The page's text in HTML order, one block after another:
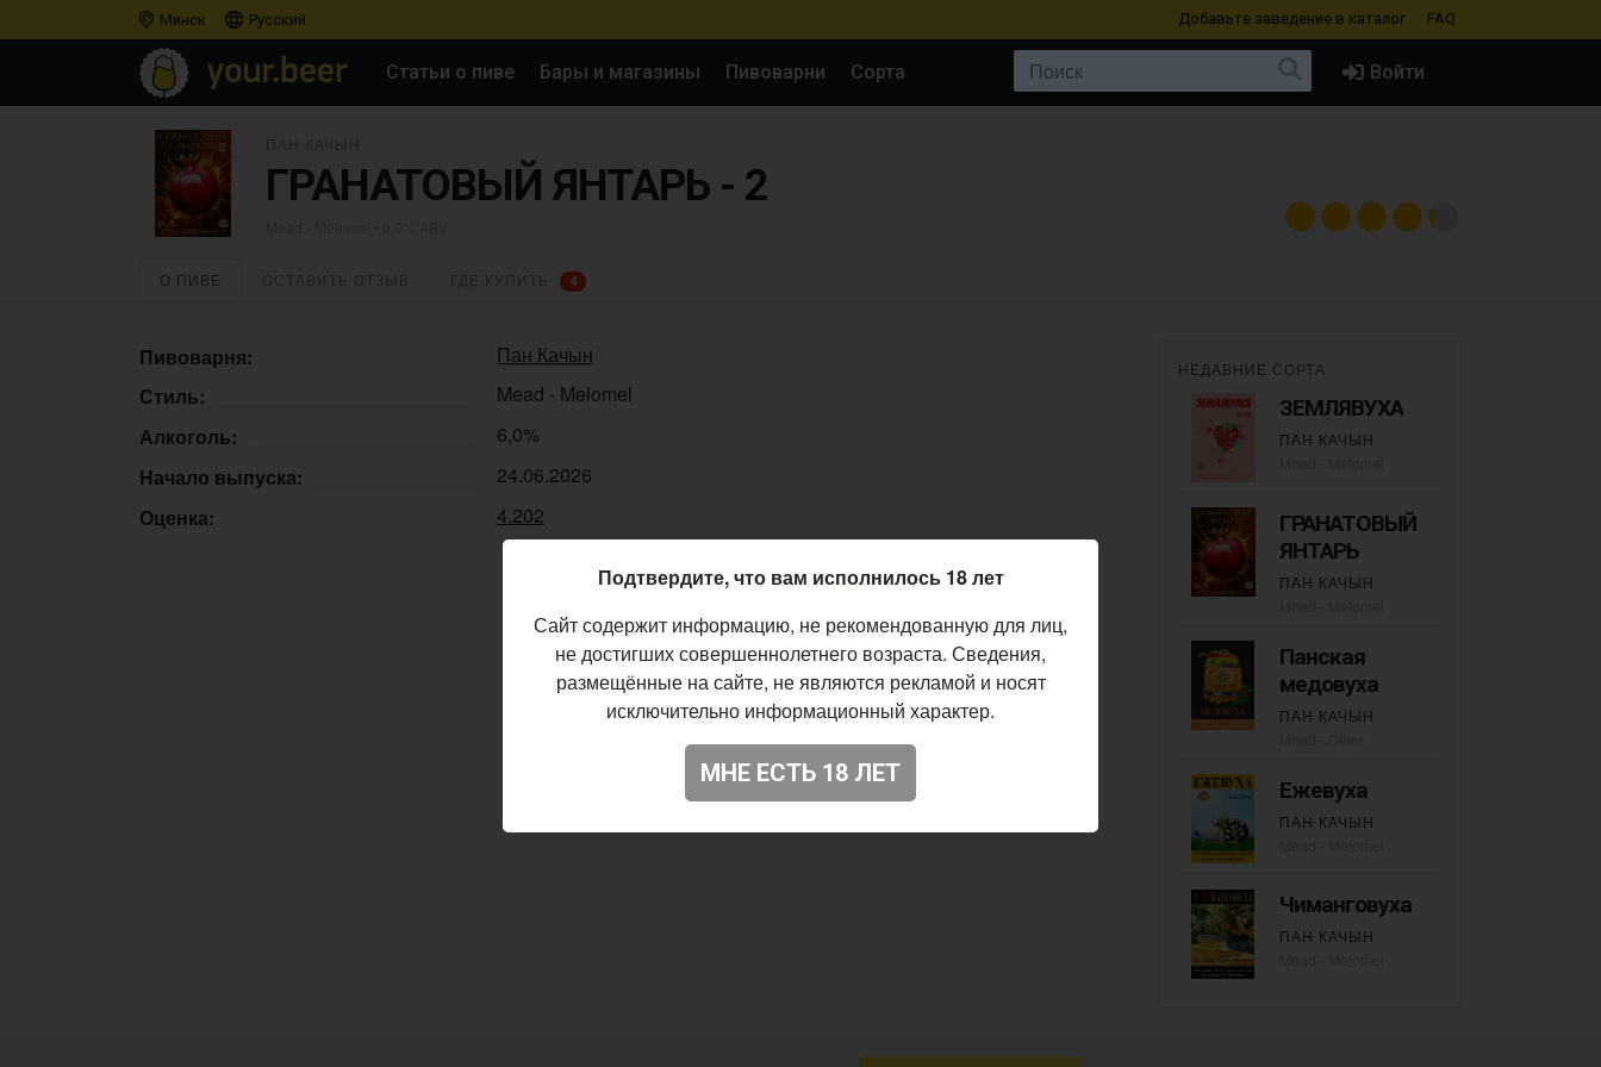
Минск Русский Добавьте заведение в каталог FAQ
Статьи о пиве Бары и магазины Пивоварни Сорта Войти
ГРАНАТОВЫЙ ЯНТАРЬ - 2
О ПИВЕ 4
Пивоварня:
Пан Качын
Стиль:
Mead - Melomel
Алкоголь:
6,0%
Начало выпуска:
24.06.2026
Оценка:
4.202
НЕДАВНИЕ СОРТА
ЗЕМЛЯВУХА
ПАН КАЧЫН
ГРАНАТОВЫЙ
ЯНТАРЬ
ПАН КАЧЫН
Панская
медовуха
ПАН КАЧЫН
Ежевуха
ПАН КАЧЫН
Чиманговуха
ПАН КАЧЫН
Подтвердите, что вам исполнилось 18 лет
Сайт содержит информацию, не рекомендованную для лиц,
не достигших совершеннолетнего возраста. Сведения,
размещённые на сайте, не являются рекламой и носят
исключительно информационный характер.
МНЕ ЕСТЬ 18 ЛЕТ